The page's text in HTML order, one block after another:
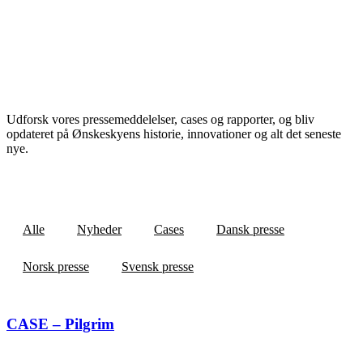
Udforsk vores pressemeddelelser, cases og rapporter, og bliv
opdateret på Ønskeskyens historie, innovationer og alt det seneste
nye.
Alle Nyheder Cases Dansk presse
Norsk presse Svensk presse
CASE – Pilgrim